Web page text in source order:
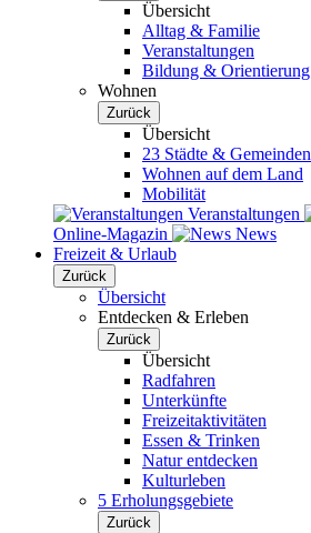
Übersicht
Alltag & Familie
Veranstaltungen
Bildung & Orientierung
Wohnen
Zurück
Übersicht
23 Städte & Gemeinden
Wohnen auf dem Land
Mobilität
Veranstaltungen
Online-Magazin
News
Freizeit & Urlaub
Zurück
Übersicht
Entdecken & Erleben
Zurück
Übersicht
Radfahren
Unterkünfte
Freizeitaktivitäten
Essen & Trinken
Natur entdecken
Kulturleben
5 Erholungsgebiete
Zurück